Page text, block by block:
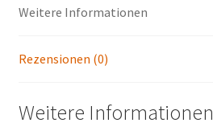
Weitere Informationen
Rezensionen (0)
Weitere Informationen